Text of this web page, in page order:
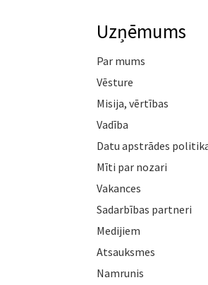
Uzņēmums
Par mums
Vēsture
Misija, vērtības
Vadība
Datu apstrādes
Mīti par nozari
Vakances
Sadarbības partneri
Medijiem
Atsauksmes
Namrunis